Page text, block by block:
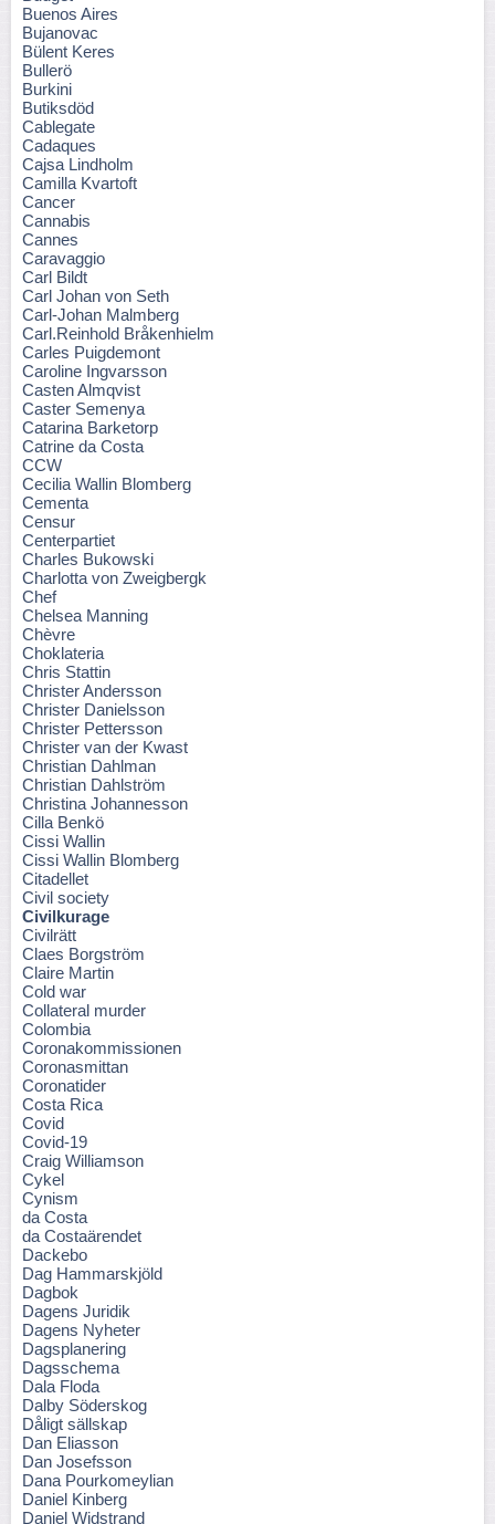
Buenos Aires
Bujanovac
Bülent Keres
Bullerö
Burkini
Butiksdöd
Cablegate
Cadaques
Cajsa Lindholm
Camilla Kvartoft
Cancer
Cannabis
Cannes
Caravaggio
Carl Bildt
Carl Johan von Seth
Carl-Johan Malmberg
Carl.Reinhold Bråkenhielm
Carles Puigdemont
Caroline Ingvarsson
Casten Almqvist
Caster Semenya
Catarina Barketorp
Catrine da Costa
CCW
Cecilia Wallin Blomberg
Cementa
Censur
Centerpartiet
Charles Bukowski
Charlotta von Zweigbergk
Chef
Chelsea Manning
Chèvre
Choklateria
Chris Stattin
Christer Andersson
Christer Danielsson
Christer Pettersson
Christer van der Kwast
Christian Dahlman
Christian Dahlström
Christina Johannesson
Cilla Benkö
Cissi Wallin
Cissi Wallin Blomberg
Citadellet
Civil society
Civilkurage
Civilrätt
Claes Borgström
Claire Martin
Cold war
Collateral murder
Colombia
Coronakommissionen
Coronasmittan
Coronatider
Costa Rica
Covid
Covid-19
Craig Williamson
Cykel
Cynism
da Costa
da Costaärendet
Dackebo
Dag Hammarskjöld
Dagbok
Dagens Juridik
Dagens Nyheter
Dagsplanering
Dagsschema
Dala Floda
Dalby Söderskog
Dåligt sällskap
Dan Eliasson
Dan Josefsson
Dana Pourkomeylian
Daniel Kinberg
Daniel Widstrand